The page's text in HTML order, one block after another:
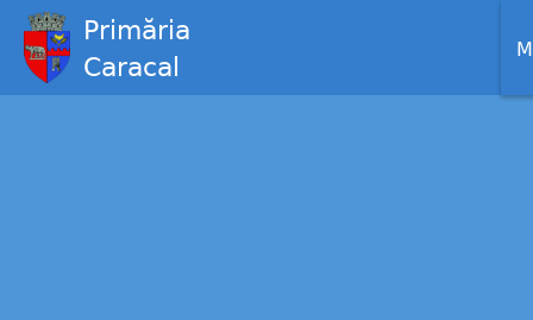
Primăria
Caracal